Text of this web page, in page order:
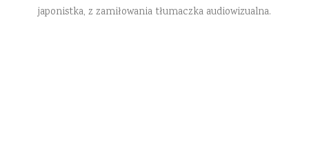
japonistka, z zamiłowania tłumaczka audiowizualna.